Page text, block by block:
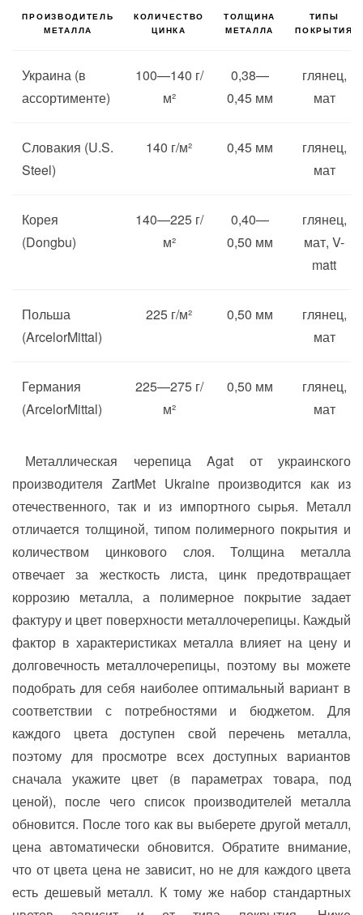
ПРОИЗВОДИТЕЛЬ
МЕТАЛЛА
КОЛИЧЕСТВО
ЦИНКА
ТОЛЩИНА
МЕТАЛЛА
ТИПЫ
ПОКРЫТИЯ
Украина (в
ассортименте)
100—140 г/
м²
0,38—
0,45 мм
глянец,
мат
Словакия (U.S.
Steel)
140 г/м² 0,45 мм
глянец,
мат
Корея
(Dongbu)
140—225 г/
м²
0,40—
0,50 мм
глянец,
мат, V-
matt
Польша
(ArcelorMittal)
225 г/м² 0,50 мм
глянец,
мат
Германия
(ArcelorMittal)
225—275 г/
м²
0,50 мм
глянец,
мат
Металлическая черепица Agat от украинского
производителя ZartMet Ukraine производится как из
отечественного, так и из импортного сырья. Металл
отличается толщиной, типом полимерного покрытия и
количеством цинкового слоя. Толщина металла
отвечает за жесткость листа, цинк предотвращает
коррозию металла, а полимерное покрытие задает
фактуру и цвет поверхности металлочерепицы. Каждый
фактор в характеристиках металла влияет на цену и
долговечность металлочерепицы, поэтому вы можете
подобрать для себя наиболее оптимальный вариант в
соответствии с потребностями и бюджетом. Для
каждого цвета доступен свой перечень металла,
поэтому для просмотре всех доступных вариантов
сначала укажите цвет (в параметрах товара, под
ценой), после чего список производителей металла
обновится. После того как вы выберете другой металл,
цена автоматически обновится. Обратите внимание,
что от цвета цена не зависит, но не для каждого цвета
есть дешевый металл. К тому же набор стандартных